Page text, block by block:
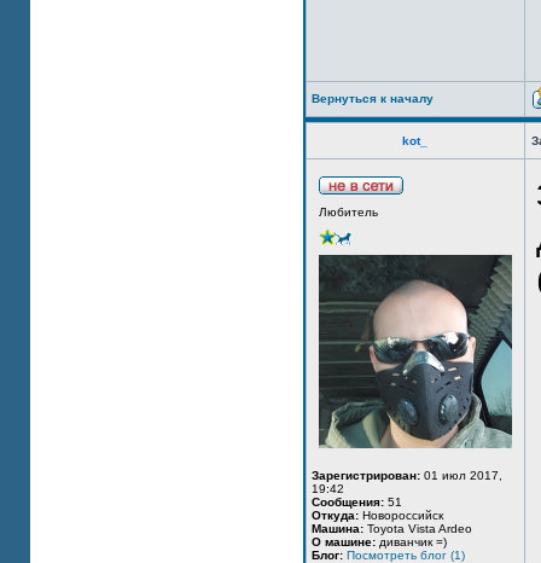
Вернуться к началу
kot_
Любитель
Зарегистрирован: 01 июл 2017,
19:42
Сообщения: 51
Откуда: Новороссийск
Машина: Toyota Vista Ardeo
О машине: диванчик =)
Блог: Посмотреть блог (1)